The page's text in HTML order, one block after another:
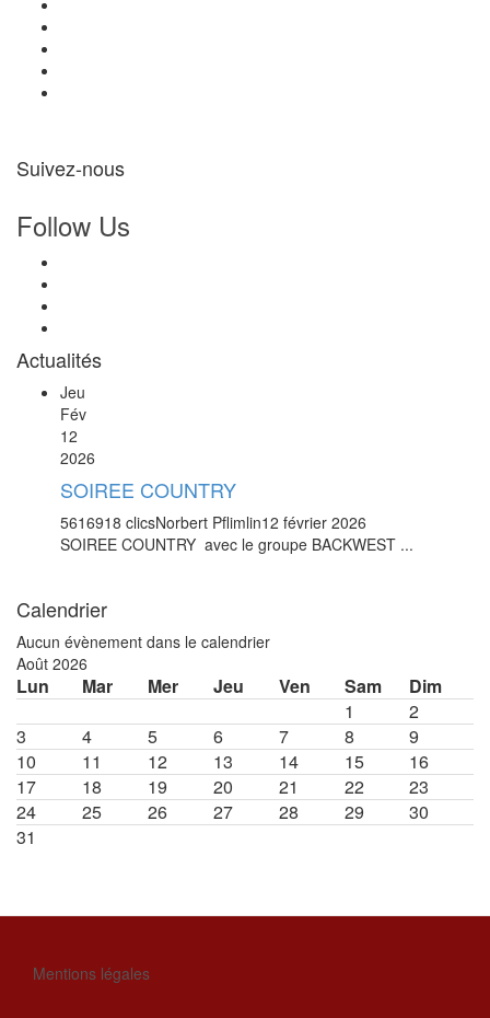
Suivez-nous
Follow Us
Actualités
Jeu
Fév
12
2026
SOIREE COUNTRY
5616918 clicsNorbert Pflimlin12 février 2026
SOIREE COUNTRY avec le groupe BACKWEST ...
Calendrier
Aucun évènement dans le calendrier
Août 2026
Lun Mar Mer Jeu Ven Sam
Dim
1
2
3
4 5 6 7 8
9
10
11 12 13 14 15
16
17
18 19 20 21 22
23
24
25 26 27 28 29
30
31
Mentions légales